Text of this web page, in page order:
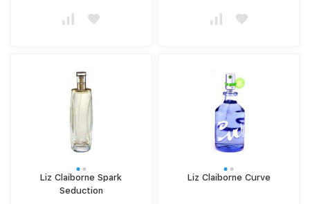
Liz Claiborne Spark
Seduction
Liz Claiborne Curve